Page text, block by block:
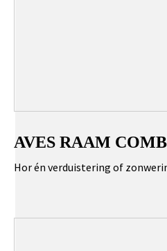
AVES RAAM
Hor én verduistering of